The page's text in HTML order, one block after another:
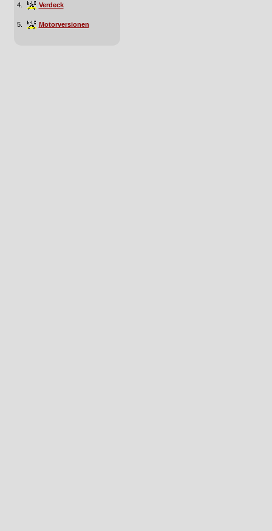
4. Verdeck
5. Motorversionen